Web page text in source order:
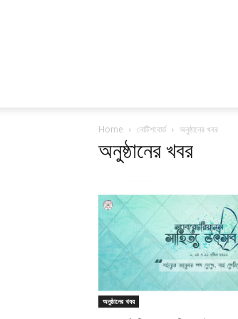
Home নোটিশবোর্ড অনুষ্ঠানের খবর
অনুষ্ঠানের খবর
অনুষ্ঠানের খবর